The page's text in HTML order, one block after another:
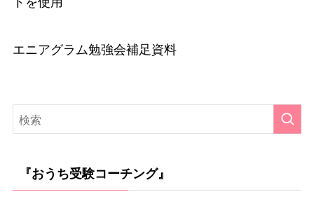
エニアグラム勉強会補足資料
『おうち受験コーチング』